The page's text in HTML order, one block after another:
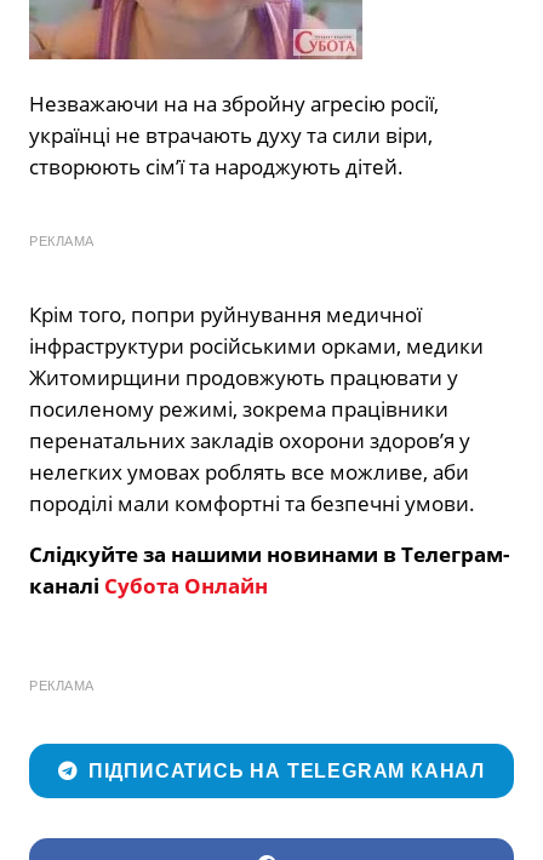
Незважаючи на на збройну агресію росії,
українці не втрачають духу та сили віри,
створюють сім’ї та народжують дітей.
РЕКЛАМА
Крім того, попри руйнування медичної
інфраструктури російськими орками, медики
Житомирщини продовжують працювати у
посиленому режимі, зокрема працівники
перенатальних закладів охорони здоров’я у
нелегких умовах роблять все можливе, аби
породілі мали комфортні та безпечні умови.
Слідкуйте за нашими новинами в Телеграм-
каналі Субота Онлайн
РЕКЛАМА
ПІДПИСАТИСЬ НА TELEGRAM КАНАЛ